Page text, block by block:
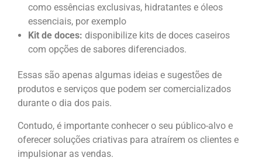
como essências exclusivas, hidratantes e óleos
essenciais, por exemplo
Kit de doces: disponibilize kits de doces caseiros
com opções de sabores diferenciados.
Essas são apenas algumas ideias e sugestões de
produtos e serviços que podem ser comercializados
durante o dia dos pais.
Contudo, é importante conhecer o seu público-alvo e
oferecer soluções criativas para atraírem os clientes e
impulsionar as vendas.